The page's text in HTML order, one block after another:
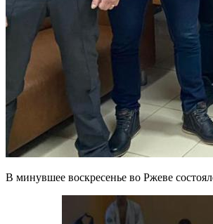
В минувшее воскресенье во Ржеве